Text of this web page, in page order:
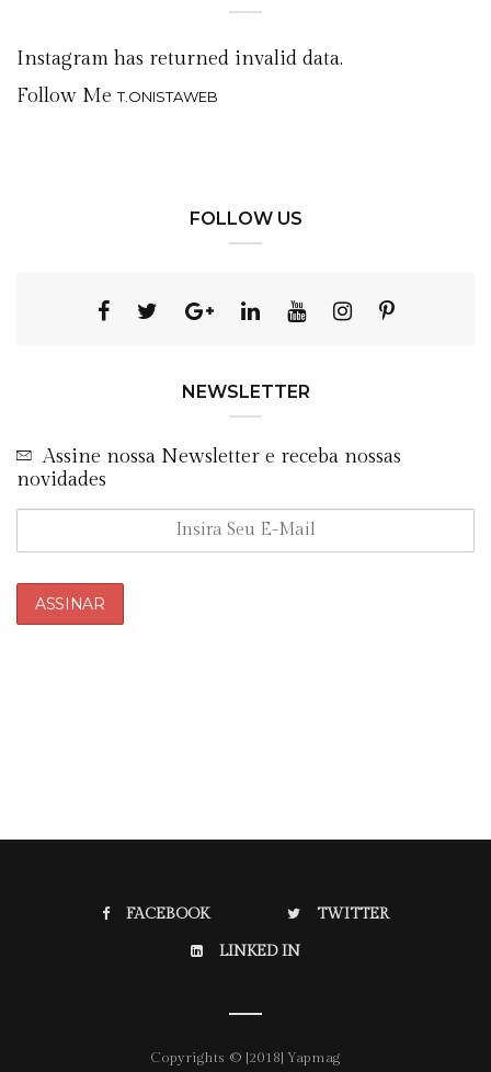
Instagram has returned invalid data.
Follow MeT.ONISTAWEB
FOLLOW US
NEWSLETTER
Assine nossa Newsletter e receba nossas
novidades
FACEBOOK TWITTER
LINKED IN
Copyrights © [2018] Yapmag